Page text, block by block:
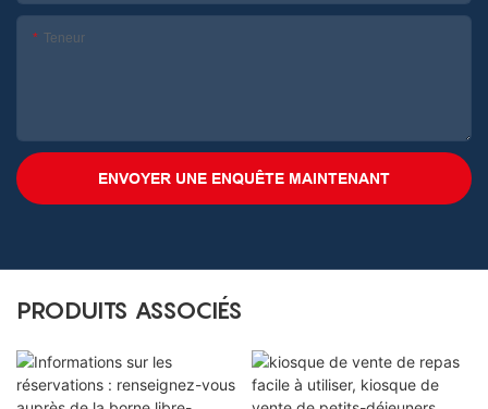
Teneur
ENVOYER UNE ENQUÊTE MAINTENANT
PRODUITS ASSOCIÉS